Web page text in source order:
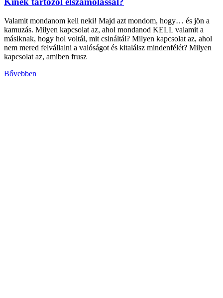
Valamit mondanom kell neki! Majd azt mondom, hogy… és jön a
kamuzás. Milyen kapcsolat az, ahol mondanod KELL valamit a
másiknak, hogy hol voltál, mit csináltál? Milyen kapcsolat az, ahol
nem mered felvállalni a valóságot és kitalálsz mindenfélét? Milyen
kapcsolat az, amiben frusz
Bővebben